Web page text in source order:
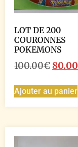
LOT DE 200
COURONNES
POKEMONS
100.00€80.00
Ajouter au panier